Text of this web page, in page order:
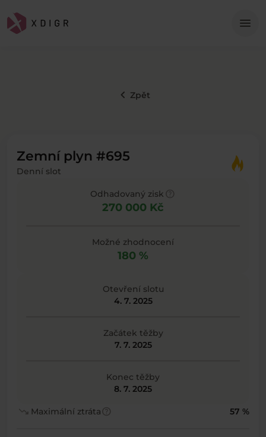
menu
keyboard_arrow_left Zpět
Zemní plyn #695
Denní slot
Odhadovaný zisk
270 000 Kč
Možné zhodnocení
180 %
Otevření slotu
4. 7. 2025
Začátek těžby
7. 7. 2025
Konec těžby
8. 7. 2025
trending_down Maximální ztrátahelp 57 %